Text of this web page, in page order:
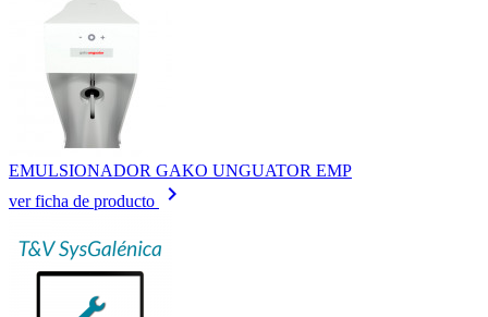
EMULSIONADOR GAKO UNGUATOR EMP
ver ficha de producto
keyboard_arrow_right